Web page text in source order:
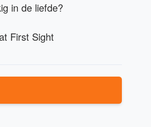
in de liefde?
First Sight